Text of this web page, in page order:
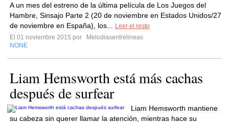
A un mes del estreno de la última película de Los Juegos del
Hambre, Sinsajo Parte 2 (20 de noviembre en Estados Unidos/27
de noviembre en España), los...
Leer el resto
El 01 noviembre 2015 por
Melodiasentrelineas
NONE
Liam Hemsworth está más cachas
después de surfear
Liam Hemsworth mantiene
su cabeza sin querer llamar la atención, mientras hace su